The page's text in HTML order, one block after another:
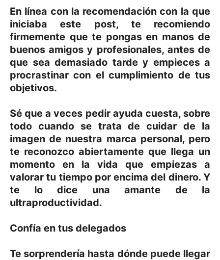
En línea con la recomendación con la que
iniciaba este post, te recomiendo
firmemente que te pongas en manos de
buenos amigos y profesionales, antes de
que sea demasiado tarde y empieces a
procrastinar con el cumplimiento de tus
objetivos.
Sé que a veces pedir ayuda cuesta, sobre
todo cuando se trata de cuidar de la
imagen de nuestra marca personal, pero
te reconozco abiertamente que llega un
momento en la vida que empiezas a
valorar tu tiempo por encima del dinero. Y
te lo dice una amante de la
ultraproductividad.
Confía en tus delegados
Te sorprendería hasta dónde puede llegar